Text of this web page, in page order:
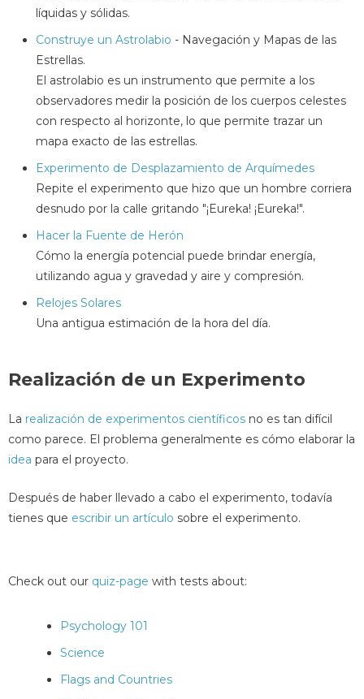
líquidas y sólidas.
Construye un Astrolabio - Navegación y Mapas de las
Estrellas.
El astrolabio es un instrumento que permite a los
observadores medir la posición de los cuerpos celestes
con respecto al horizonte, lo que permite trazar un
mapa exacto de las estrellas.
Experimento de Desplazamiento de Arquímedes
Repite el experimento que hizo que un hombre corriera
desnudo por la calle gritando "¡Eureka! ¡Eureka!".
Hacer la Fuente de Herón
Cómo la energía potencial puede brindar energía,
utilizando agua y gravedad y aire y compresión.
Relojes Solares
Una antigua estimación de la hora del día.
Realización de un Experimento
La realización de experimentos científicos no es tan difícil
como parece. El problema generalmente es cómo elaborar la
idea para el proyecto.
Después de haber llevado a cabo el experimento, todavía
tienes que escribir un artículo sobre el experimento.
Check out our quiz-page with tests about:
Psychology 101
Science
Flags and Countries